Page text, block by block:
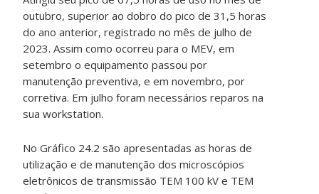
outubro, superior ao dobro do pico de 31,5 horas
do ano anterior, registrado no mês de julho de
2023. Assim como ocorreu para o MEV, em
setembro o equipamento passou por
manutenção preventiva, e em novembro, por
corretiva. Em julho foram necessários reparos na
sua workstation.
No Gráfico 24.2 são apresentadas as horas de
utilização e de manutenção dos microscópios
eletrônicos de transmissão TEM 100 kV e TEM